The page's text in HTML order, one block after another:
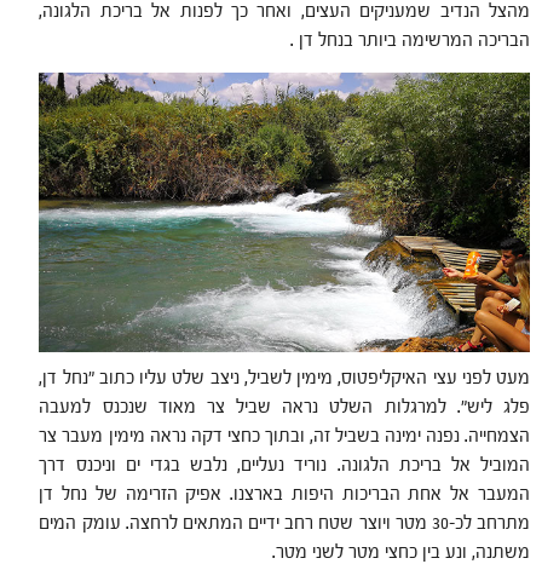
מהצל הנדיב שמעניקים העצים, ואחר כך לפנות אל בריכת הלגונה,
הבריכה המרשימה ביותר בנחל דן .
מעט לפני עצי האיקליפטוס, מימין לשביל, ניצב שלט עליו כתוב "נחל דן,
פלג ליש". למרגלות השלט נראה שביל צר מאוד שנכנס למעבה
הצמחייה. נפנה ימינה בשביל זה, ובתוך כחצי דקה נראה מימין מעבר צר
המוביל אל בריכת הלגונה. נוריד נעליים, נלבש בגדי ים וניכנס דרך
המעבר אל אחת הבריכות היפות בארצנו. אפיק הזרימה של נחל דן
מתרחב לכ-30 מטר ויוצר שטח רחב ידיים המתאים לרחצה. עומק המים
משתנה, ונע בין כחצי מטר לשני מטר.